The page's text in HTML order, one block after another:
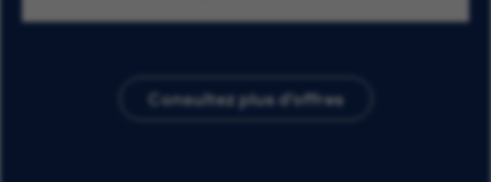
Consultez plus d’offres